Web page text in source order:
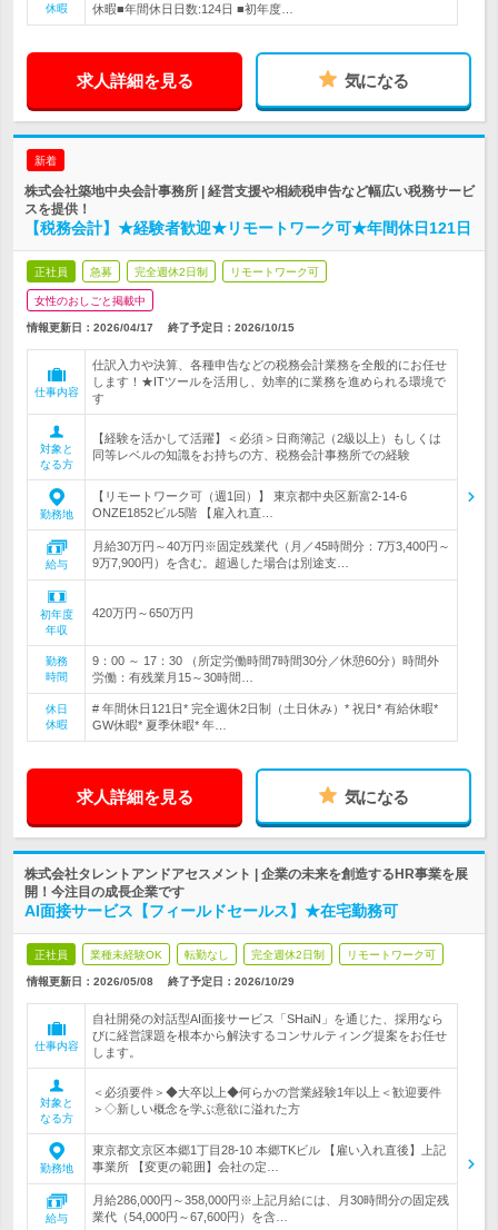
休暇
休暇■年間休日日数:124日 ■初年度…
求人詳細を見る 気になる
新着
株式会社築地中央会計事務所 | 経営支援や相続税申告など幅広い税務サービ
スを提供！
【税務会計】★経験者歓迎★リモートワーク可★年間休日121日
正社員 急募 完全週休2日制 リモートワーク可
女性のおしごと掲載中
情報更新日：2026/04/17 終了予定日： 2026/10/15
仕事内容
仕訳入力や決算、各種申告などの税務会計業務を全般的にお任せ
します！★ITツールを活用し、効率的に業務を進められる環境で
す
対象と
なる方
【経験を活かして活躍】＜必須＞日商簿記（2級以上）もしくは
同等レベルの知識をお持ちの方、税務会計事務所での経験
勤務地
【リモートワーク可（週1回）】 東京都中央区新富2-14-6
ONZE1852ビル5階 【雇入れ直…
給与
月給30万円～40万円※固定残業代（月／45時間分：7万3,400円～
9万7,900円）を含む。超過した場合は別途支…
初年度
年収
420万円～650万円
勤務
時間
9：00 ～ 17：30 （所定労働時間7時間30分／休憩60分）時間外
労働：有残業月15～30時間…
休日
休暇
# 年間休日121日* 完全週休2日制（土日休み）* 祝日* 有給休暇*
GW休暇* 夏季休暇* 年…
求人詳細を見る 気になる
株式会社タレントアンドアセスメント | 企業の未来を創造するHR事業を展
開！今注目の成長企業です
AI面接サービス【フィールドセールス】★在宅勤務可
正社員 業種未経験OK 転勤なし 完全週休2日制 リモートワーク可
情報更新日：2026/05/08 終了予定日： 2026/10/29
仕事内容
自社開発の対話型AI面接サービス「SHaiN」を通じた、採用なら
びに経営課題を根本から解決するコンサルティング提案をお任せ
します。
対象と
なる方
＜必須要件＞◆大卒以上◆何らかの営業経験1年以上＜歓迎要件
＞◇新しい概念を学ぶ意欲に溢れた方
勤務地
東京都文京区本郷1丁目28-10 本郷TKビル 【雇い入れ直後】上記
事業所 【変更の範囲】会社の定…
給与
月給286,000円～358,000円※上記月給には、月30時間分の固定残
業代（54,000円～67,600円）を含…